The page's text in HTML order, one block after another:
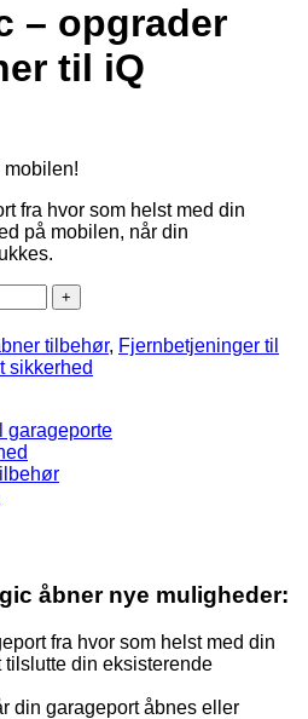
– opgrader
til iQ
mobilen!
fra hvor som helst med din
på mobilen, når din
tilbehør, Fjernbetjeninger til
sikkerhed
garageporte
åbner nye muligheder:
fra hvor som helst med din
tilslutte din eksisterende
din garageport åbnes eller